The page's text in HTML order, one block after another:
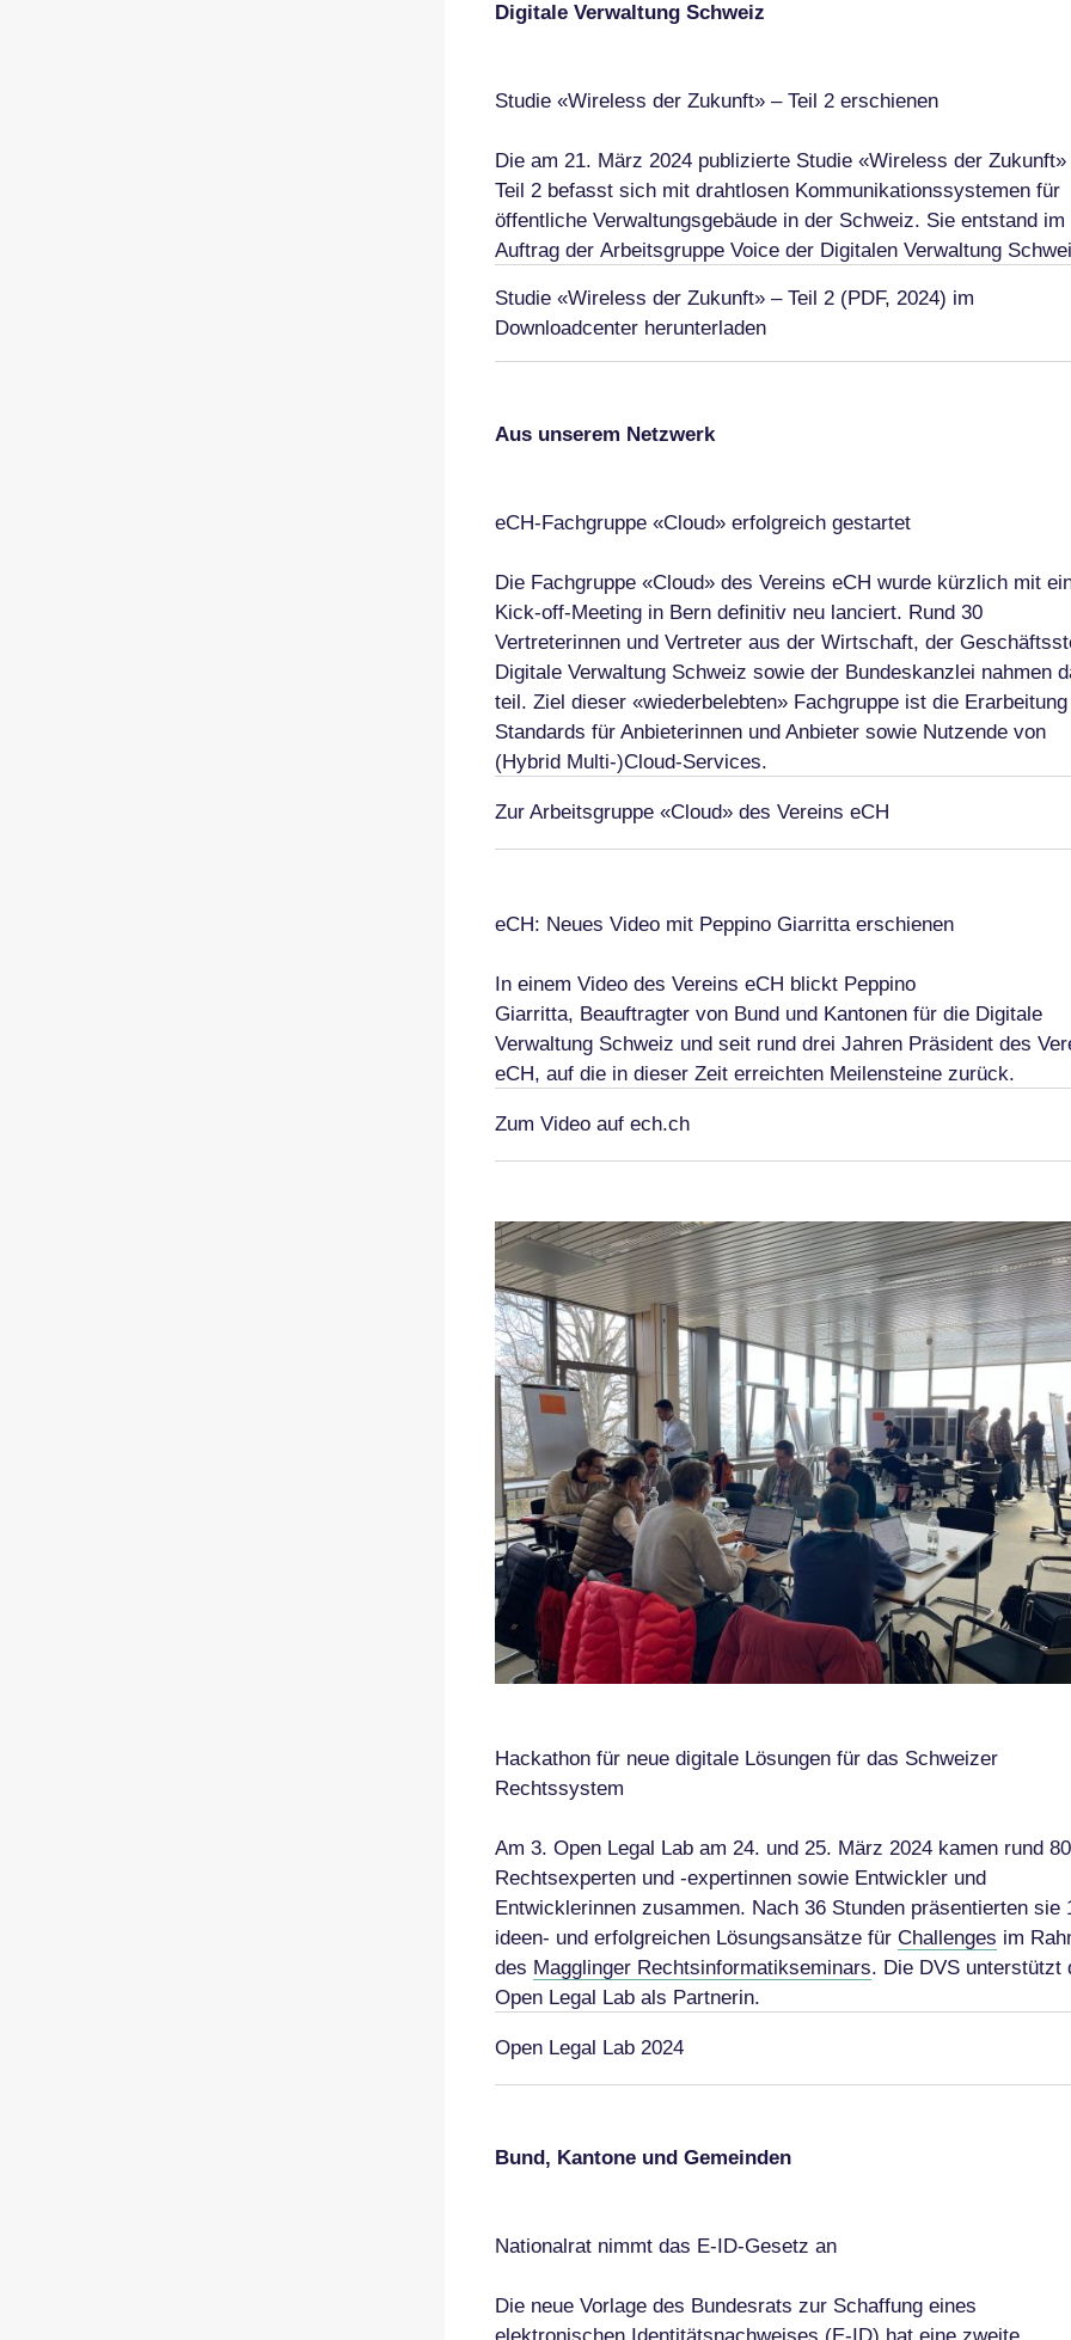
Digitale Verwaltung Schweiz
Studie «Wireless der Zukunft» – Teil 2 erschienen
Die am 21. März 2024 publizierte Studie «Wireless der Zukunft»
Teil 2 befasst sich mit drahtlosen Kommunikationssystemen für
öffentliche Verwaltungsgebäude in der Schweiz. Sie entstand im
Auftrag der Arbeitsgruppe Voice der Digitalen Verwaltung
Studie «Wireless der Zukunft» – Teil 2 (PDF, 2024) im
Downloadcenter herunterladen
Aus unserem Netzwerk
eCH-Fachgruppe «Cloud» erfolgreich gestartet
Die Fachgruppe «Cloud» des Vereins eCH wurde kürzlich mit
Kick-off-Meeting in Bern definitiv neu lanciert. Rund 30
Vertreterinnen und Vertreter aus der Wirtschaft, der
Digitale Verwaltung Schweiz sowie der Bundeskanzlei nahmen
teil. Ziel dieser «wiederbelebten» Fachgruppe ist die
Standards für Anbieterinnen und Anbieter sowie Nutzende von
(Hybrid Multi-)Cloud-Services.
Zur Arbeitsgruppe «Cloud» des Vereins eCH
eCH: Neues Video mit Peppino Giarritta erschienen
In einem Video des Vereins eCH blickt Peppino
Giarritta, Beauftragter von Bund und Kantonen für die Digitale
Verwaltung Schweiz und seit rund drei Jahren Präsident des
eCH, auf die in dieser Zeit erreichten Meilensteine zurück.
Zum Video auf ech.ch
Hackathon für neue digitale Lösungen für das Schweizer
Rechtssystem
Am 3. Open Legal Lab am 24. und 25. März 2024 kamen rund 80
Rechtsexperten und -expertinnen sowie Entwickler und
Entwicklerinnen zusammen. Nach 36 Stunden präsentierten sie
ideen- und erfolgreichen Lösungsansätze für Challenges im
des Magglinger Rechtsinformatikseminars. Die DVS unterstützt
Open Legal Lab als Partnerin.
Open Legal Lab 2024
Bund, Kantone und Gemeinden
Nationalrat nimmt das E-ID-Gesetz an
Die neue Vorlage des Bundesrats zur Schaffung eines